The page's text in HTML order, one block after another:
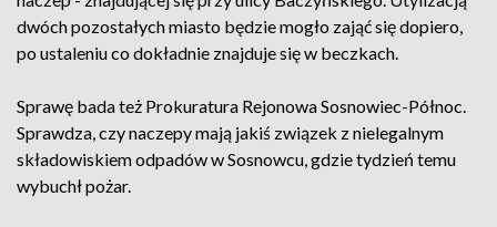
dwóch pozostałych miasto będzie mogło zająć się dopiero,
po ustaleniu co dokładnie znajduje się w beczkach.
Sprawę bada też Prokuratura Rejonowa Sosnowiec-Północ.
Sprawdza, czy naczepy mają jakiś związek z nielegalnym
składowiskiem odpadów w Sosnowcu, gdzie tydzień temu
wybuchł pożar.